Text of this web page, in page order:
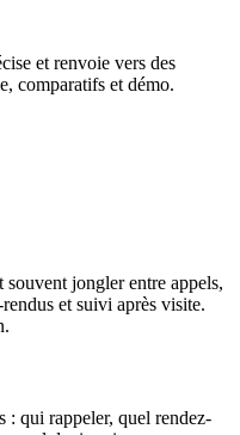
et renvoie vers des
comparatifs et démo.
jongler entre appels,
et suivi après visite.
: qui rappeler, quel rendez-